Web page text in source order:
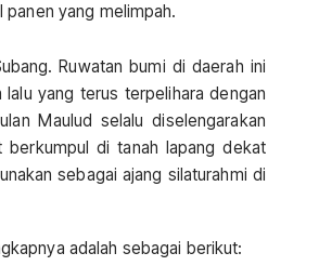
yang melimpah.
Ruwatan bumi di daerah ini
yang terus terpelihara dengan
Maulud selalu diselengarakan
berkumpul di tanah lapang dekat
sebagai ajang silaturahmi di
adalah sebagai berikut: